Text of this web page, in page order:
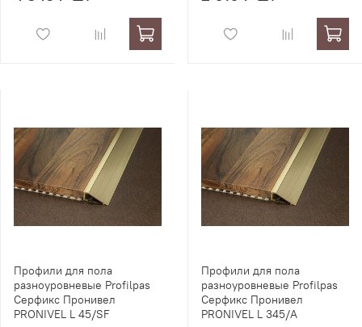
Профили для пола
разноуровневые Profilpas
Серфикс Пронивел
PRONIVEL L 45/SF
Профили для пола
разноуровневые Profilpas
Серфикс Пронивел
PRONIVEL L 345/A